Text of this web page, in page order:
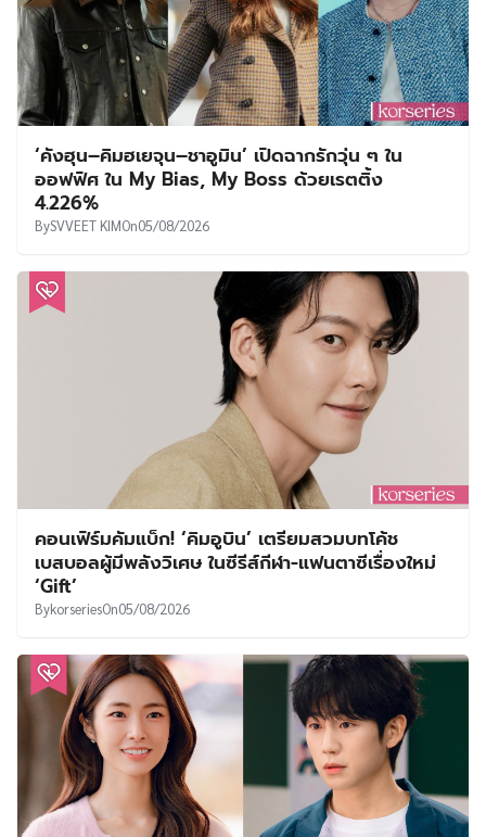
‘คังฮุน–คิมฮเยจุน–ชาอูมิน’ เปิดฉากรักวุ่น ๆ ใน
ออฟฟิศ ใน My Bias, My Boss ด้วยเรตติ้ง
4.226%
BySVVEET KIMOn05/08/2026
คอนเฟิร์มคัมแบ็ก! ‘คิมอูบิน’ เตรียมสวมบทโค้ช
เบสบอลผู้มีพลังวิเศษ ในซีรีส์กีฬา-แฟนตาซีเรื่องใหม่
‘Gift’
BykorseriesOn05/08/2026